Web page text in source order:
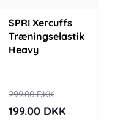
SPRI Xercuffs
Træningselastik
Heavy
299.00DKK
199.00 DKK